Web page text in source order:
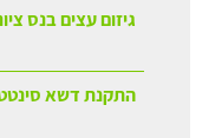
גיזום עצים בנס
התקנת דשא